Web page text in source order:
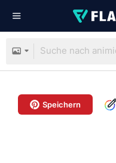
Speichern